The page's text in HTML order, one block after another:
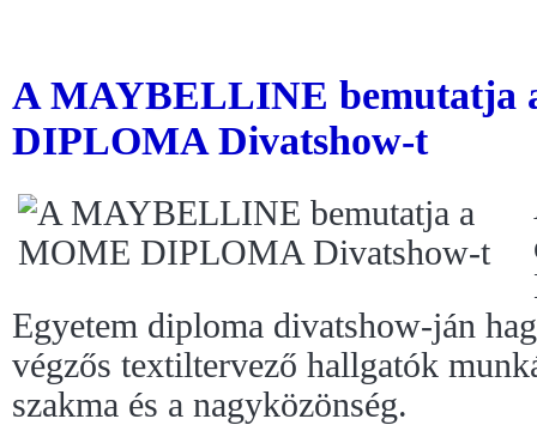
A MAYBELLINE bemutatja
DIPLOMA Divatshow-t
Egyetem diploma divatshow-ján
végzős textiltervező hallgatók
szakma és a nagyközönség.